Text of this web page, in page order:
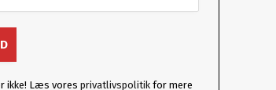
ikke! Læs voresprivatlivspolitik for mere